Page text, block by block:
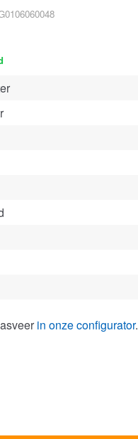
in onze configurator.